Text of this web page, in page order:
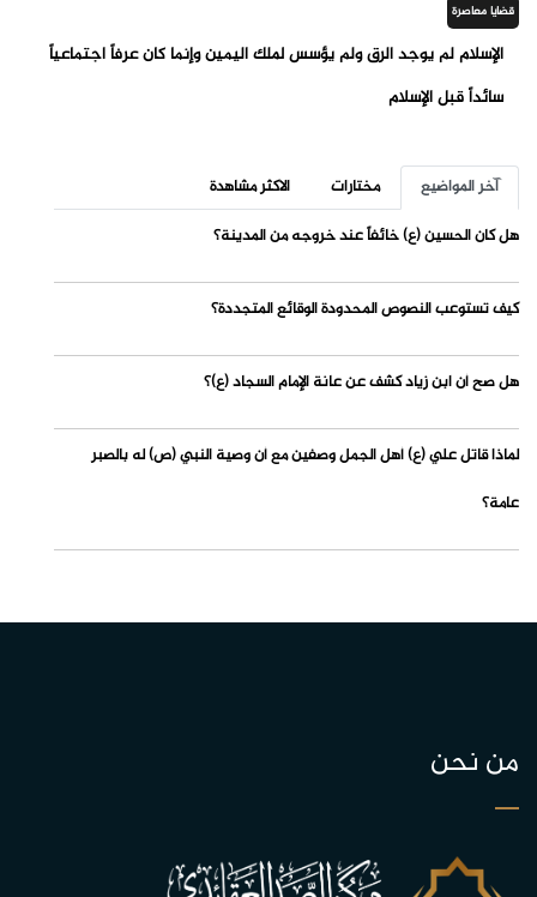
قضايا معاصرة
الإسلام لم يوجد الرق ولم يؤسس لملك اليمين وإنما كان عرفاً اجتماعياً
سائداً قبل الإسلام
آخر المواضيع مختارات
الاكثر مشاهدة
هل كان الحسين (ع) خائفاً عند خروجه من المدينة؟
كيف تستوعب النصوص المحدودة الوقائع المتجددة؟
هل صح أن ابن زياد كشف عن عانة الإمام السجاد (ع)؟
لماذا قاتل علي (ع) أهل الجمل وصفين مع أن وصية النبي (ص) له بالصبر
عامة؟
من نحن